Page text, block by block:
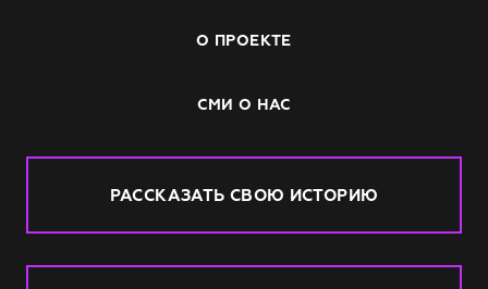
О ПРОЕКТЕ
СМИ О НАС
РАССКАЗАТЬ СВОЮ ИСТОРИЮ